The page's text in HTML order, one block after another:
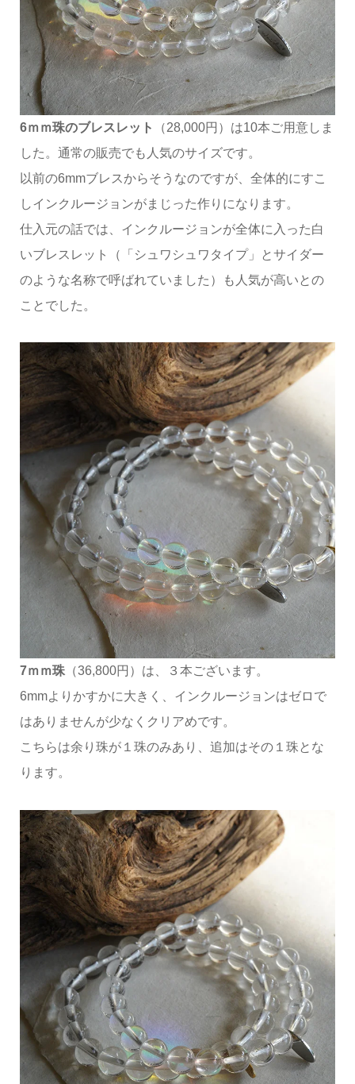
6ｍｍ珠のブレスレット
（28,000円）は10本ご用意しま
した。通常の販売でも人気のサイズです。
以前の6mmブレスからそうなのですが、全体的にすこ
しインクルージョンがまじった作りになります。
仕入元の話では、インクルージョンが全体に入った白
いブレスレット（「シュワシュワタイプ」とサイダー
のような名称で呼ばれていました）も人気が高いとの
ことでした。
7ｍｍ珠（36,800円）は、３本ございます。
6mmよりかすかに大きく、インクルージョンはゼロで
はありませんが少なくクリアめです。
こちらは余り珠が１珠のみあり、追加はその１珠とな
ります。